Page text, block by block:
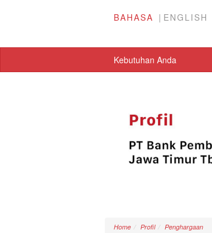
BAHASA ENGLISH
Kebutuhan Anda
Home Profil Penghargaan